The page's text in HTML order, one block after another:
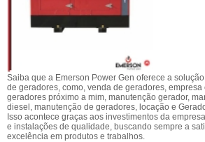
Saiba que a Emerson Power Gen oferece a
de geradores, como, venda de geradores, empresa
geradores próximo a mim, manutenção gerador,
diesel, manutenção de geradores, locação e
Isso acontece graças aos investimentos da
e instalações de qualidade, buscando sempre a
excelência em produtos e trabalhos.